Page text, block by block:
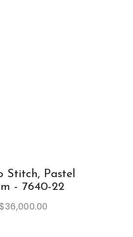
Stitch, Pastel
- 7640-22
$36,000.00